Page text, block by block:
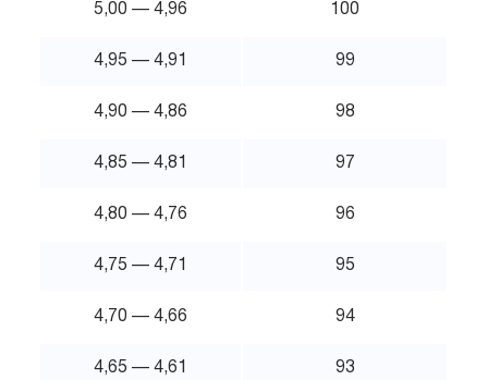
5,00 — 4,96 100
4,95 — 4,91 99
4,90 — 4,86 98
4,85 — 4,81 97
4,80 — 4,76 96
4,75 — 4,71 95
4,70 — 4,66 94
4,65 — 4,61 93